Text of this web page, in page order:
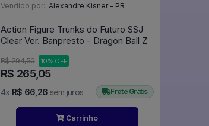
Vendido por: Alexandre Kisner - PR
Action Figure Trunks do Futuro SSJ
Clear Ver. Banpresto - Dragon Ball Z
R$ 294,50 10% OFF
R$ 265,05
4x R$ 66,26 sem juros Frete Grátis
Carrinho